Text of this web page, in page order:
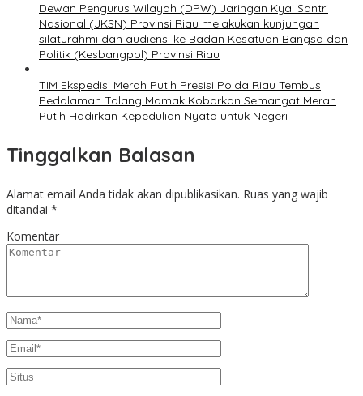
Dewan Pengurus Wilayah (DPW) Jaringan Kyai Santri
Nasional (JKSN) Provinsi Riau melakukan kunjungan
silaturahmi dan audiensi ke Badan Kesatuan Bangsa dan
Politik (Kesbangpol) Provinsi Riau
TIM Ekspedisi Merah Putih Presisi Polda Riau Tembus
Pedalaman Talang Mamak Kobarkan Semangat Merah
Putih Hadirkan Kepedulian Nyata untuk Negeri
Tinggalkan Balasan
Alamat email Anda tidak akan dipublikasikan. Ruas yang wajib
ditandai *
Komentar